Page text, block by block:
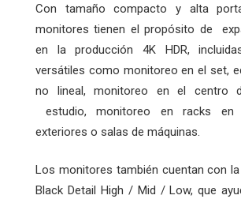
Con tamaño compacto y alta
monitores tienen el propósito de
en la producción 4K HDR,
versátiles como monitoreo en el set,
no lineal, monitoreo en el centro
estudio, monitoreo en racks en
exteriores o salas de máquinas.
Los monitores también cuentan con
Black Detail High / Mid / Low, que